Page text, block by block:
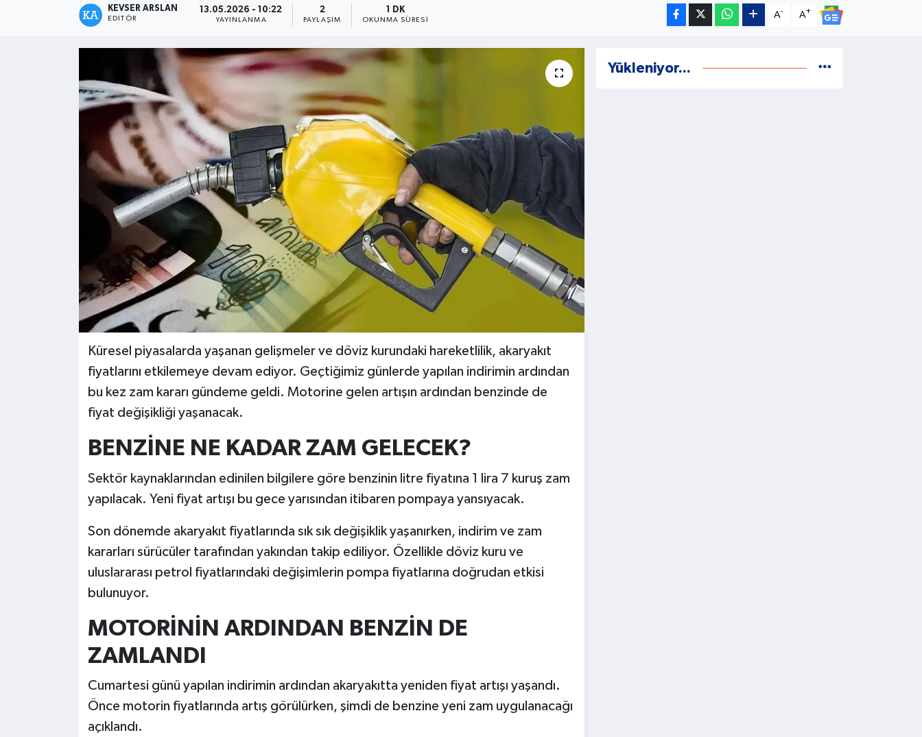
KEVSER ARSLAN
EDITÖR
13.05.2026 - 10:22
YAYINLANMA
2
PAYLAŞIM
1 DK
OKUNMA SÜRESI
A- A+
Küresel piyasalarda yaşanan gelişmeler ve döviz kurundaki hareketlilik, akaryakıt
fiyatlarını etkilemeye devam ediyor. Geçtiğimiz günlerde yapılan indirimin ardından
bu kez zam kararı gündeme geldi. Motorine gelen artışın ardından benzinde de
fiyat değişikliği yaşanacak.
BENZİNE NE KADAR ZAM GELECEK?
Sektör kaynaklarından edinilen bilgilere göre benzinin litre fiyatına 1 lira 7 kuruş zam
yapılacak. Yeni fiyat artışı bu gece yarısından itibaren pompaya yansıyacak.
Son dönemde akaryakıt fiyatlarında sık sık değişiklik yaşanırken, indirim ve zam
kararları sürücüler tarafından yakından takip ediliyor. Özellikle döviz kuru ve
uluslararası petrol fiyatlarındaki değişimlerin pompa fiyatlarına doğrudan etkisi
bulunuyor.
MOTORİNİN ARDINDAN BENZİN DE
ZAMLANDI
Cumartesi günü yapılan indirimin ardından akaryakıtta yeniden fiyat artışı yaşandı.
Önce motorin fiyatlarında artış görülürken, şimdi de benzine yeni zam uygulanacağı
açıklandı.
Yükleniyor...
Kültür - Sanat